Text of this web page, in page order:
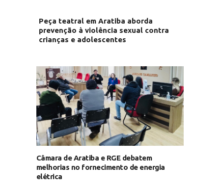
Peça teatral em Aratiba aborda
prevenção à violência sexual contra
crianças e adolescentes
Câmara de Aratiba e RGE debatem
melhorias no fornecimento de energia
elétrica